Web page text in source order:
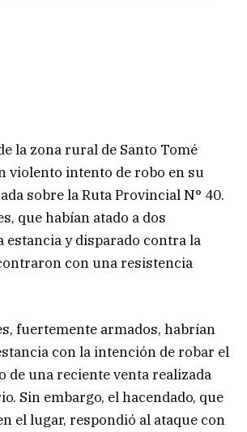
la zona rural de Santo Tomé
violento intento de robo en su
sobre la Ruta Provincial N° 40.
que habían atado a dos
estancia y disparado contra la
con una resistencia
fuertemente armados, habrían
con la intención de robar el
de una reciente venta realizada
Sin embargo, el hacendado, que
el lugar, respondió al ataque con